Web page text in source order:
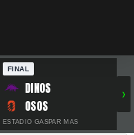
FINAL
DINOS
OSOS
ESTADIO GASPAR MAS
›